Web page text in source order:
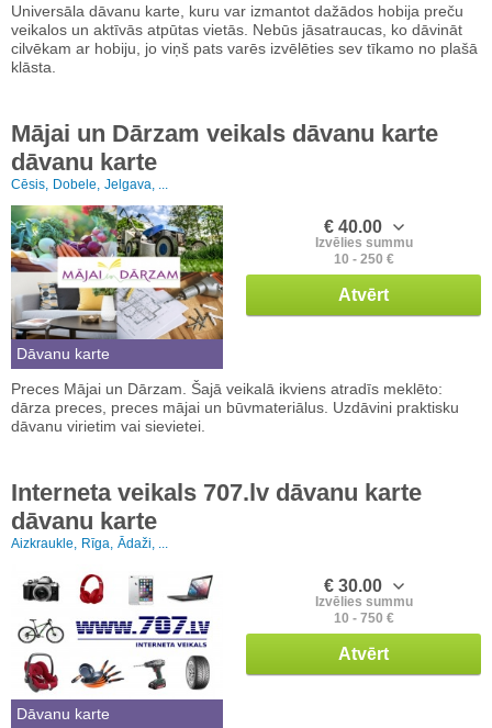
Universāla dāvanu karte, kuru var izmantot dažādos hobija preču
veikalos un aktīvās atpūtas vietās. Nebūs jāsatraucas, ko dāvināt
cilvēkam ar hobiju, jo viņš pats varēs izvēlēties sev tīkamo no plašā
klāsta.
Mājai un Dārzam veikals dāvanu karte
dāvanu karte
Cēsis, Dobele, Jelgava, ...
Dāvanu karte
€ 40.00
Izvēlies summu
10 - 250 €
Atvērt
Preces Mājai un Dārzam. Šajā veikalā ikviens atradīs meklēto:
dārza preces, preces mājai un būvmateriālus. Uzdāvini praktisku
dāvanu virietim vai sievietei.
Interneta veikals 707.lv dāvanu karte
dāvanu karte
Aizkraukle, Rīga, Ādaži, ...
Dāvanu karte
€ 30.00
Izvēlies summu
10 - 750 €
Atvērt